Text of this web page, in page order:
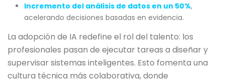
Incremento del análisis de datos en un 50%,
acelerando decisiones basadas en evidencia.
La adopción de IA redefine el rol del talento: los
profesionales pasan de ejecutar tareas a diseñar y
supervisar sistemas inteligentes. Esto fomenta una
cultura técnica más colaborativa, donde